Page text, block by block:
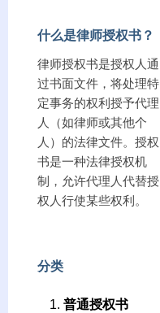
什么是律师授权书？
律师授权书是授权人通
过书面文件，将处理特
定事务的权利授予代理
人（如律师或其他个
人）的法律文件。授权
书是一种法律授权机
制，允许代理人代替授
权人行使某些权利。
分类
普通授权书